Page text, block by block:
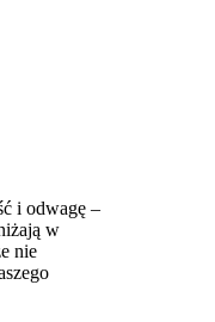
i odwagę –
w
nie